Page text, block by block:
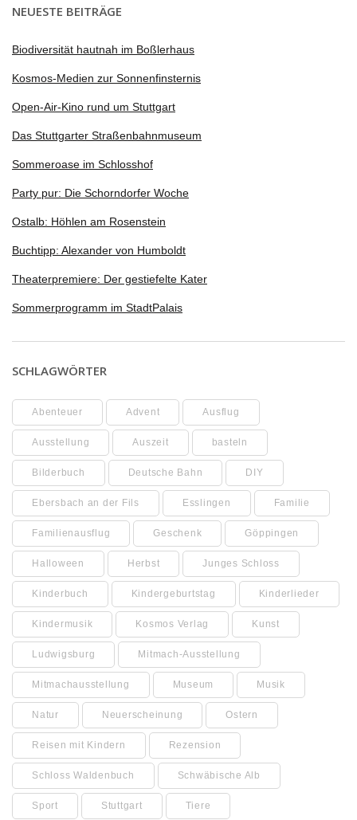
NEUESTE BEITRÄGE
Biodiversität hautnah im Boßlerhaus
Kosmos-Medien zur Sonnenfinsternis
Open-Air-Kino rund um Stuttgart
Das Stuttgarter Straßenbahnmuseum
Sommeroase im Schlosshof
Party pur: Die Schorndorfer Woche
Ostalb: Höhlen am Rosenstein
Buchtipp: Alexander von Humboldt
Theaterpremiere: Der gestiefelte Kater
Sommerprogramm im StadtPalais
SCHLAGWÖRTER
Abenteuer Advent Ausflug
Ausstellung Auszeit basteln
Bilderbuch Deutsche Bahn DIY
Ebersbach an der Fils Esslingen Familie
Familienausflug Geschenk Göppingen
Halloween Herbst Junges Schloss
Kinderbuch Kindergeburtstag Kinderlieder
Kindermusik Kosmos Verlag Kunst
Ludwigsburg Mitmach-Ausstellung
Mitmachausstellung Museum Musik
Natur Neuerscheinung Ostern
Reisen mit Kindern Rezension
Schloss Waldenbuch Schwäbische Alb
Sport Stuttgart Tiere